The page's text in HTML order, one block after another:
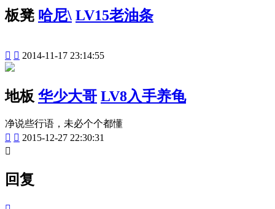
板凳 哈尼\ LV15老油条
  2014-11-17 23:14:55
地板 华少大哥 LV8入手养龟
净说些行语，未必个个都懂
  2015-12-27 22:30:31

回复